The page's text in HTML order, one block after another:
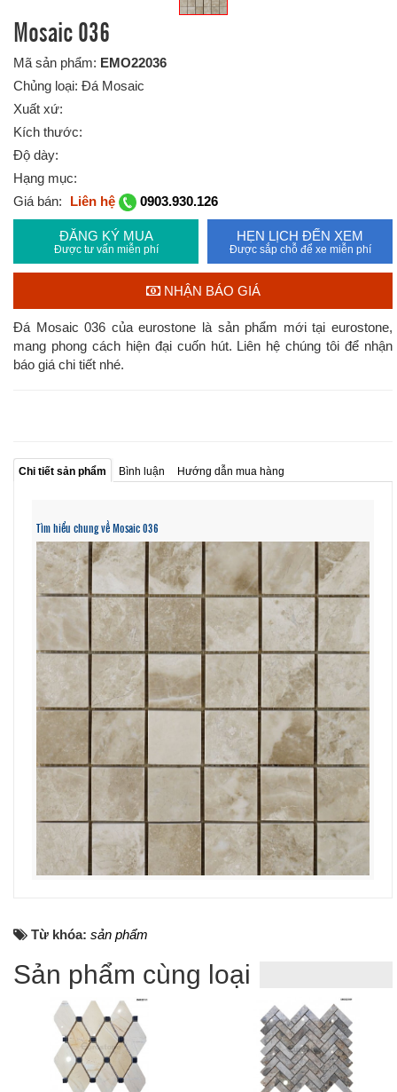
Mosaic 036
Mã sản phẩm: EMO22036
Chủng loại: Đá Mosaic
Xuất xứ:
Kích thước:
Độ dày:
Hạng mục:
Giá bán:
Liên hệ 0903.930.126
ĐĂNG KÝ MUA
Được tư vấn miễn phí
HẸN LỊCH ĐẾN XEM
Được sắp chỗ để xe miễn phí
NHẬN BÁO GIÁ
Đá Mosaic 036 của eurostone là sản phẩm mới tại eurostone,
mang phong cách hiện đại cuốn hút. Liên hệ chúng tôi để nhận
báo giá chi tiết nhé.
Chi tiết sản phẩm Bình luận Hướng dẫn mua hàng
Tìm hiểu chung về Mosaic 036
Từ khóa: sản phẩm
Sản phẩm cùng loại